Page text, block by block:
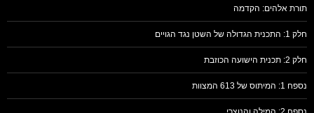
תורת אלהים: הקדמה
חלק 1: התכנית הגדולה של השטן נגד הגויים
חלק 2: תכנית הישועה הכוזבת
נספח 1: המיתוס של 613 המצוות